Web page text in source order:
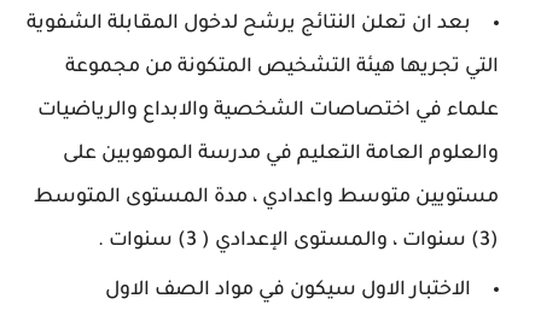
بعد ان تعلن النتائج يرشح لدخول المقابلة الشفوية
التي تجريها هيئة التشخيص المتكونة من مجموعة
علماء في اختصاصات الشخصية والابداع والرياضيات
والعلوم العامة التعليم في مدرسة الموهوبين على
مستويين متوسط واعدادي ، مدة المستوى المتوسط
(3) سنوات ، والمستوى الإعدادي ( 3) سنوات .
الاختبار الاول سيكون في مواد الصف الاول